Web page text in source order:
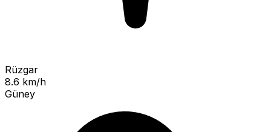
Rüzgar
8.6 km/h
Güney